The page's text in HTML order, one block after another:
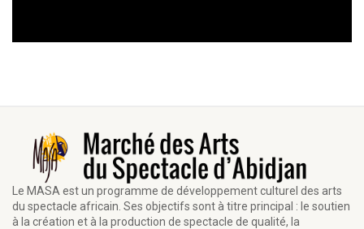
Le MASA est un programme de développement culturel des arts
du spectacle africain. Ses objectifs sont à titre principal : le soutien
à la création et à la production de spectacle de qualité, la